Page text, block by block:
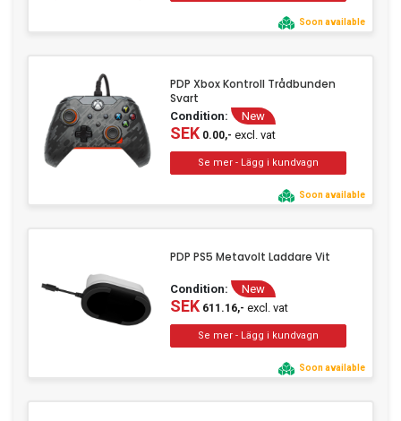
Soon available
PDP Xbox Kontroll Trådbunden
Svart
Condition: New
SEK0.00,- excl. vat
Soon available
PDP PS5 Metavolt Laddare Vit
Condition: New
SEK611.16,- excl. vat
Soon available